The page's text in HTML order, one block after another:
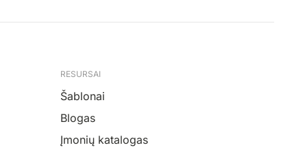
RESURSAI
Šablonai
Blogas
Įmonių katalogas